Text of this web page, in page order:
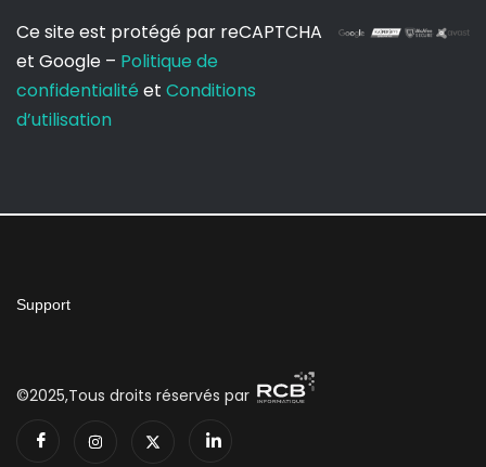
Ce site est protégé par reCAPTCHA
et Google – Politique de
confidentialité et Conditions
d’utilisation
Support
©2025,Tous droits réservés par